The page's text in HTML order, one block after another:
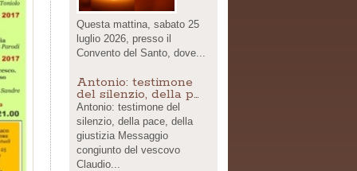
Questa mattina, sabato 25
luglio 2026, presso il
Convento del Santo, dove...
Antonio: testimone
del silenzio, della p…
Antonio: testimone del
silenzio, della pace, della
giustizia Messaggio
congiunto del vescovo
Claudio...